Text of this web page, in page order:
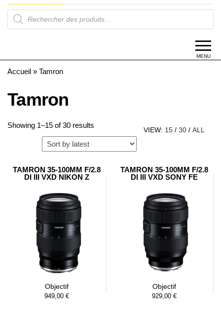
Products
search
MENU
Accueil » Tamron
Tamron
VIEW: 15 / 30 / ALL
Showing 1–15 of 30 results
latest
TAMRON 35-100MM F/2.8
DI III VXD NIKON Z
Objectif
949,00€
TAMRON 35-100MM F/2.8
DI III VXD SONY FE
Objectif
929,00 €